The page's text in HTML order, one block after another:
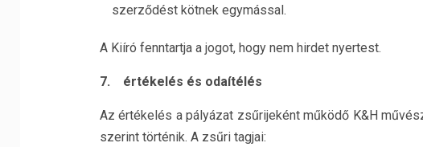
szerződést kötnek egymással.
A Kiíró fenntartja a jogot, hogy nem hirdet nyertest.
7. értékelés és odaítélés
Az értékelés a pályázat zsűrijeként működő K&H
szerint történik. A zsűri tagjai: